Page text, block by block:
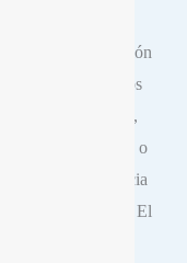
comunicación
, conflictos
repetidos,
infidelidad o
dependencia
emocional. El